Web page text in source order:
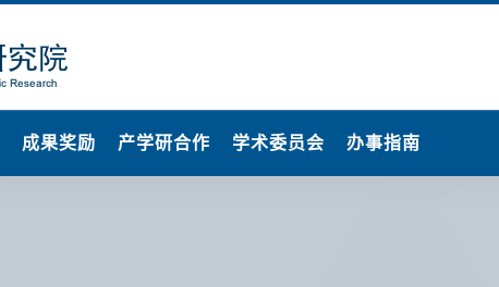
成果奖励 产学研合作 学术委员会 办事指南